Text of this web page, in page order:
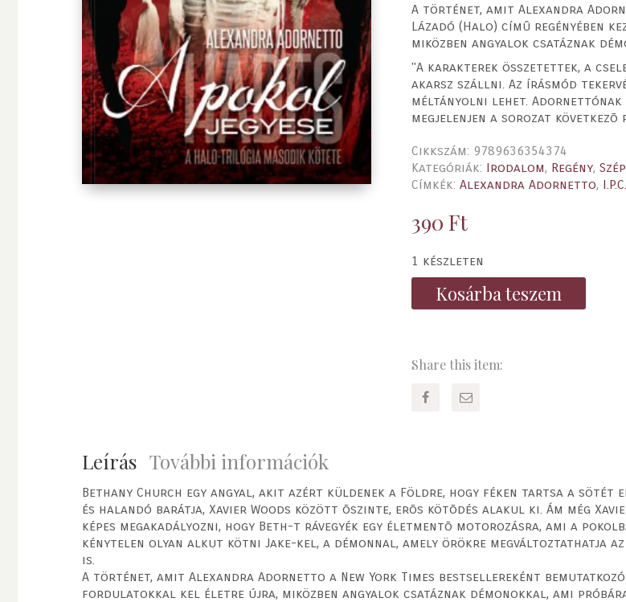
A történet, amit Alexandra
Lázadó (Halo) címû
miközben angyalok csatáznak
"A karakterek összetettek, a
akarsz szállni. Az írásmód
méltányolni lehet. Adornettónak
megjelenjen a sorozat következõ
Cikkszám: 9789636354374
Kategóriák: Irodalom, Regény,
Címkék: Alexandra Adornetto,
390 Ft
1 készleten
Kosárba teszem
Share this item:
Leírás További információk
Bethany Church egy angyal, akit azért küldenek a Földre, hogy féken tartsa a sötét
és halandó barátja, Xavier Woods között õszinte, erõs kötõdés alakul ki. Ám még
képes megakadályozni, hogy Beth-t rávegyék egy életmentõ motorozásra, ami a
kénytelen olyan alkut kötni Jake-kel, a démonnal, amely örökre megváltoztathatja
is.
A történet, amit Alexandra Adornetto a New York Times bestsellereként
fordulatokkal kel életre újra, miközben angyalok csatáznak démonokkal, ami